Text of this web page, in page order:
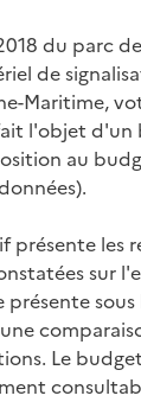
du parc
de
Maritime,
l'objet d'un
au
présente les
sur
présente
Le